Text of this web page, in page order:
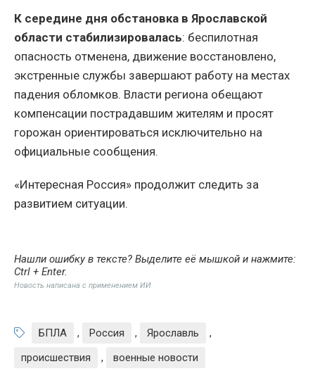
К середине дня обстановка в Ярославской
области стабилизировалась: беспилотная
опасность отменена, движение восстановлено,
экстренные службы завершают работу на местах
падения обломков. Власти региона обещают
компенсации пострадавшим жителям и просят
горожан ориентироваться исключительно на
официальные сообщения.
«Интересная Россия» продолжит следить за
развитием ситуации.
Нашли ошибку в тексте? Выделите её мышкой и нажмите:
Ctrl + Enter.
Новость написана с применением ИИ
БПЛА , Россия , Ярославль
,
происшествия
, военные новости